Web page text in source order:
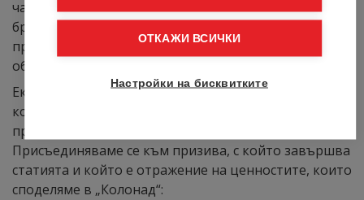
части, недостатъчен брой работници в строителния
бранш - затова остава също толкова важно да се
провери самата продължителност на периода на
обезщетение, предвиден по време на договора.“
Екипът на „Колонад Иншуърънс“ вече
комуникирахме с нашите брокери и партньори
предизвикателствата, породени от инфлацията.
Присъединяваме се към призива, с който завършва
статията и който е отражение на ценностите, които
споделяме в „Колонад“:
ОТКАЖИ ВСИЧКИ
Настройки на бисквитките